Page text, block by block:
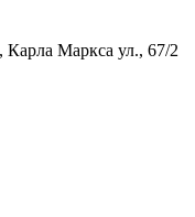
Маркса ул., 67/2